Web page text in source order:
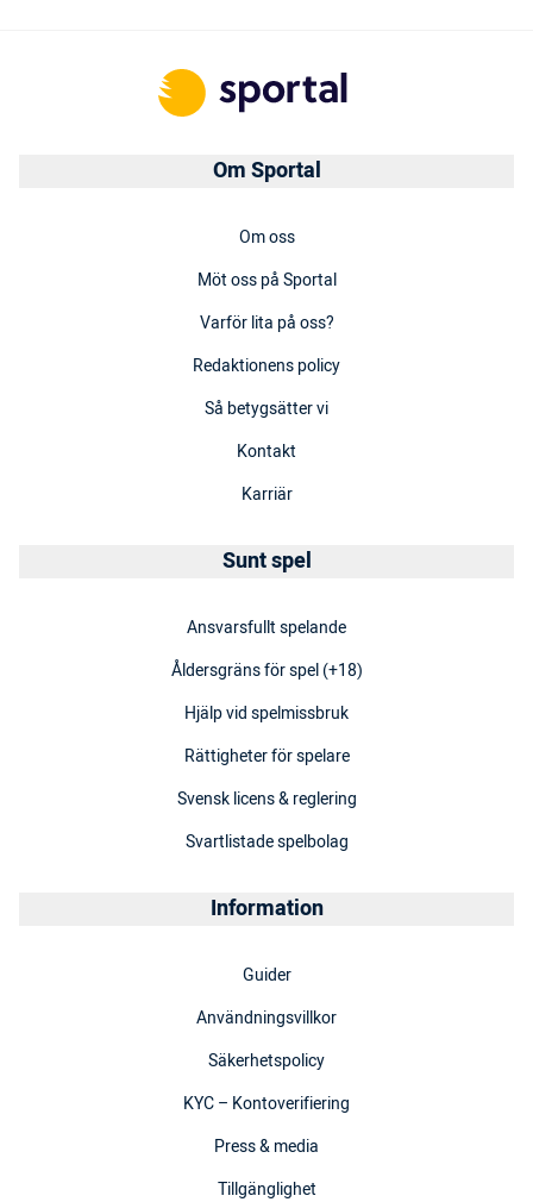
Om Sportal
Om oss
Möt oss på Sportal
Varför lita på oss?
Redaktionens policy
Så betygsätter vi
Kontakt
Karriär
Sunt spel
Ansvarsfullt spelande
Åldersgräns för spel (+18)
Hjälp vid spelmissbruk
Rättigheter för spelare
Svensk licens & reglering
Svartlistade spelbolag
Information
Guider
Användningsvillkor
Säkerhetspolicy
KYC – Kontoverifiering
Press & media
Tillgänglighet